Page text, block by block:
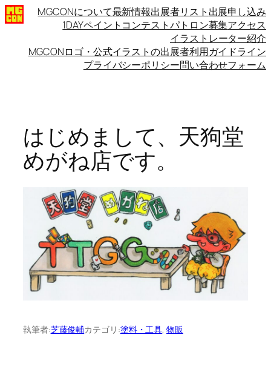
内
容
MGCONについて最新情報出展者リスト 出展申し込み
1DAYペイントコンテストパトロン募集アクセス
イラストレーター紹介
MGCONロゴ・公式イラストの出展者利用ガイドライン
プライバシーポリシー問い合わせフォーム
はじめまして、天狗堂
めがね店です。
執筆者:芝藤俊輔カテゴリ:塗料・工具, 物販